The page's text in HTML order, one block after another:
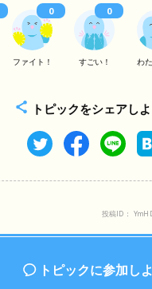
ファイト！ すごい！ わ
0 0
トピックをシェアしよ
投稿ID：
トピックに参加し